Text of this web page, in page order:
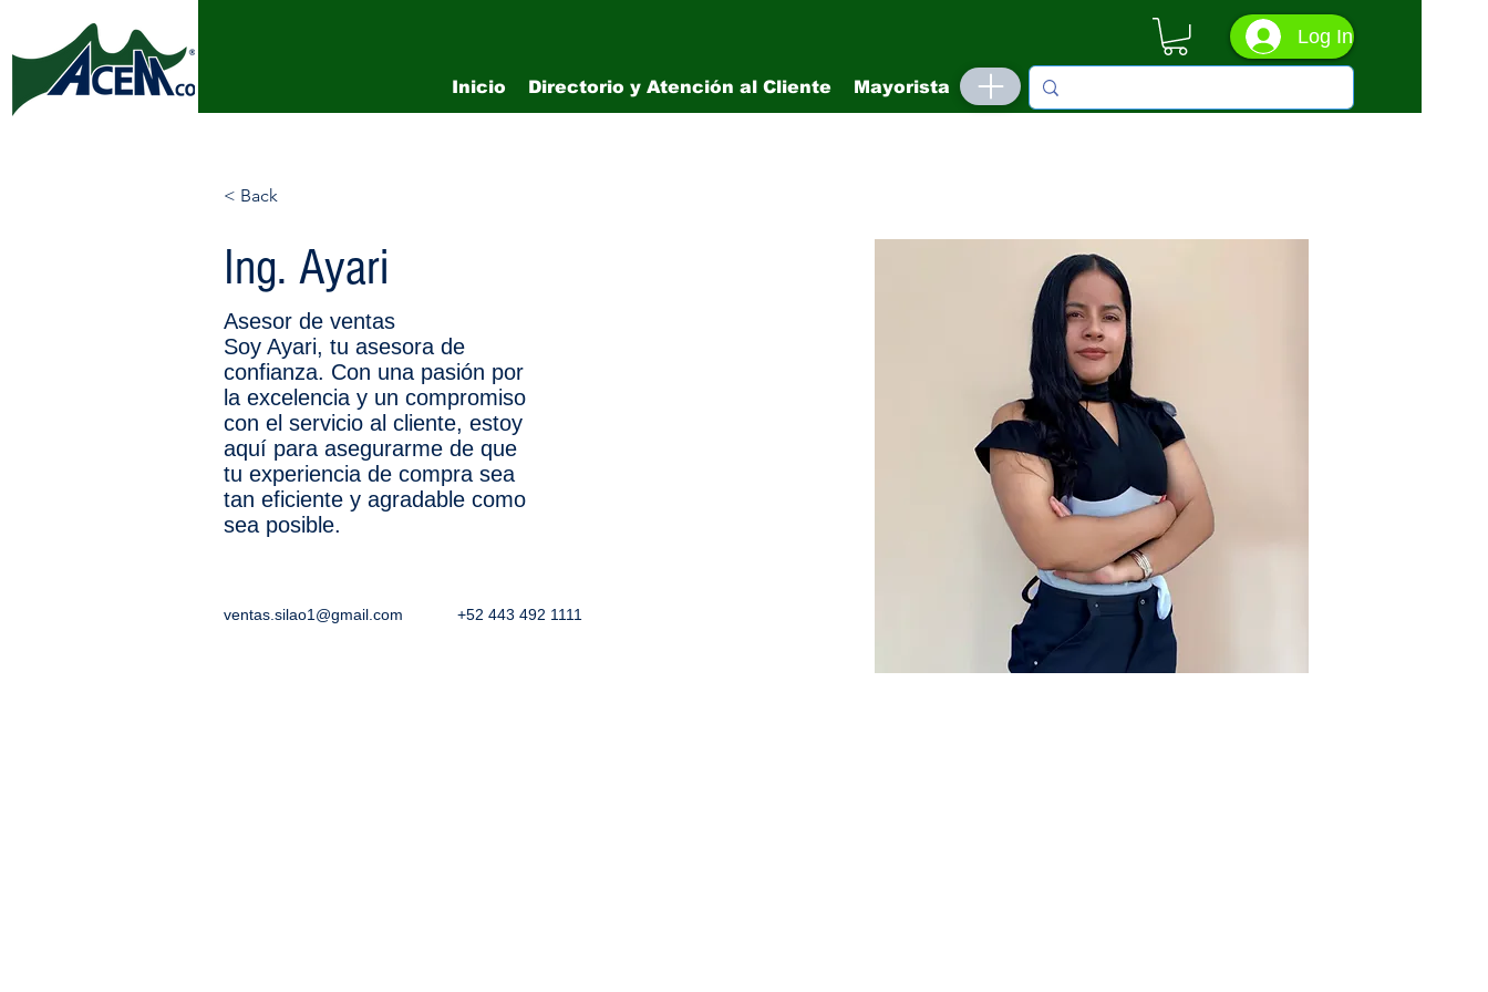
Log In
Inicio Directorio y Atención al Cliente Mayorista Más
< Back
Ing. Ayari
Asesor de ventas
Soy Ayari, tu asesora de
confianza. Con una pasión por
la excelencia y un compromiso
con el servicio al cliente, estoy
aquí para asegurarme de que
tu experiencia de compra sea
tan eficiente y agradable como
sea posible.
ventas.silao1@gmail.com +52 443 492 1111